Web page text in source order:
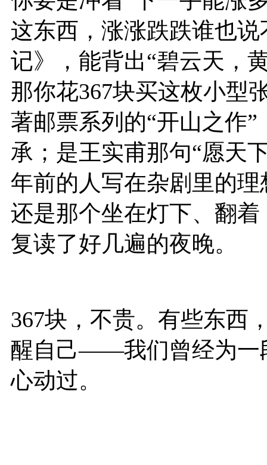
这东西，涨涨跌跌谁也
记》，能背出“碧云天，
那你花367块买这枚小
著邮票系列的“开山之作
承；是王实甫那句“愿
年前的人写在杂剧里的
还是那个坐在灯下、翻
复读了好几遍的夜晚。
367块，不贵。有些东西
醒自己——我们曾经为一
心动过。